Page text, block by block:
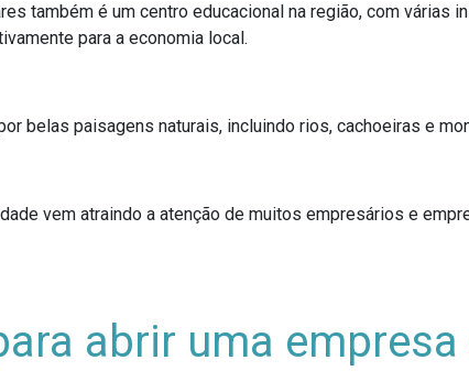
também é um centro educacional na região, com
para a economia local.
belas paisagens naturais, incluindo rios, cachoeiras e
vem atraindo a atenção de muitos empresários e
abrir uma